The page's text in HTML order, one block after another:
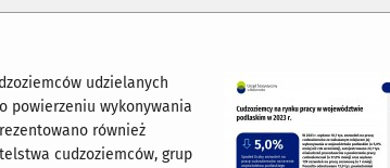
udzielanych
powierzeniu wykonywania
również
cudzoziemców, grup